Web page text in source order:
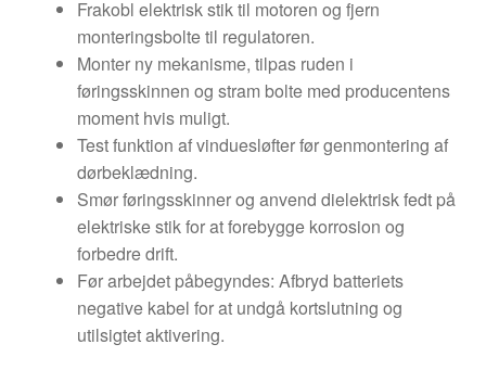
Frakobl elektrisk stik til motoren og fjern
monteringsbolte til regulatoren.
Monter ny mekanisme, tilpas ruden i
føringsskinnen og stram bolte med producentens
moment hvis muligt.
Test funktion af vinduesløfter før genmontering af
dørbeklædning.
Smør føringsskinner og anvend dielektrisk fedt på
elektriske stik for at forebygge korrosion og
forbedre drift.
Før arbejdet påbegyndes: Afbryd batteriets
negative kabel for at undgå kortslutning og
utilsigtet aktivering.